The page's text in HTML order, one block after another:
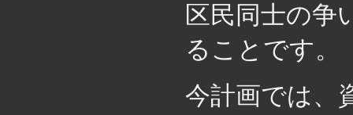
区民同士の争
ることです。
今計画では、